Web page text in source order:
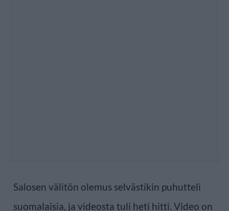
Salosen välitön olemus selvästikin puhutteli
suomalaisia, ja videosta tuli heti hitti. Video on